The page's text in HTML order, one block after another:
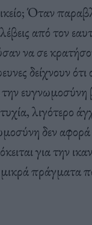
Όταν
από τον
να σε
δείχνουν
ευγνωμοσύνη
λιγότερο
δεν
για την
πράγματα